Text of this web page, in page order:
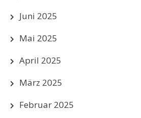
Juni 2025
Mai 2025
April 2025
März 2025
Februar 2025